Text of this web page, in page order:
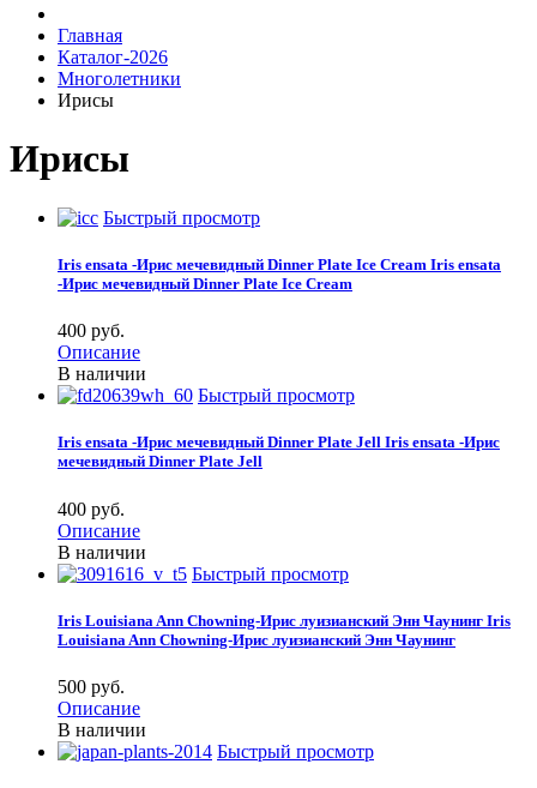
Главная
Каталог-2026
Многолетники
Ирисы
Ирисы
Быстрый просмотр
Iris ensata -Ирис мечевидный Dinner Plate Ice Cream Iris ensata
-Ирис мечевидный Dinner Plate Ice Cream
400 pуб.
Описание
В наличии
Быстрый просмотр
Iris ensata -Ирис мечевидный Dinner Plate Jell Iris ensata -Ирис
мечевидный Dinner Plate Jell
400 pуб.
Описание
В наличии
Быстрый просмотр
Iris Louisiana Ann Chowning-Ирис луизианский Энн Чаунинг Iris
Louisiana Ann Chowning-Ирис луизианский Энн Чаунинг
500 pуб.
Описание
В наличии
Быстрый просмотр